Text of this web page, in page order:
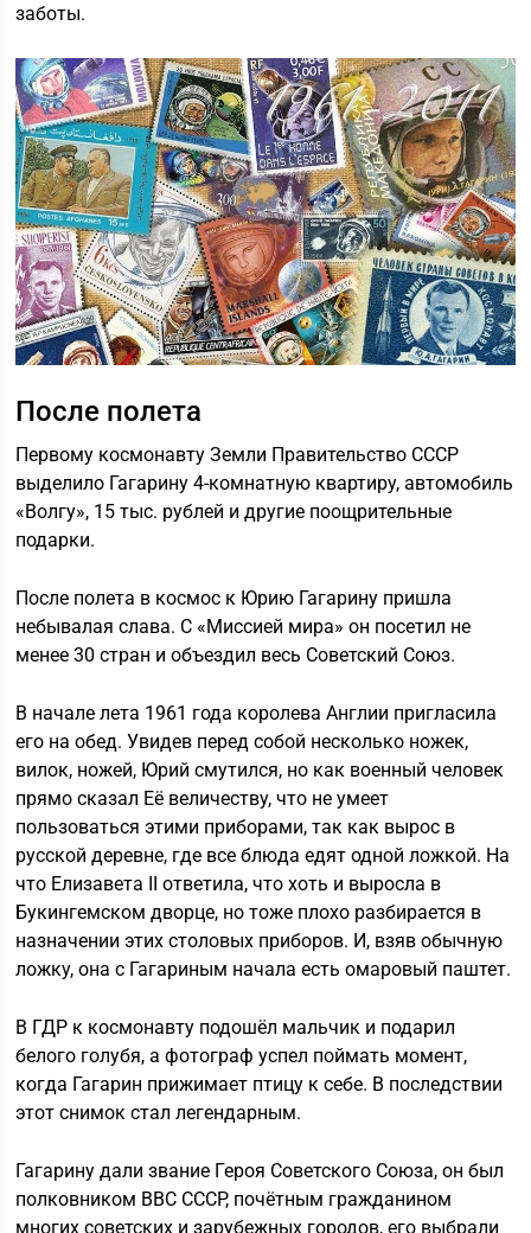
заботы.
После полета
Первому космонавту Земли Правительство СССР
выделило Гагарину 4-комнатную квартиру, автомобиль
«Волгу», 15 тыс. рублей и другие поощрительные
подарки.
После полета в космос к Юрию Гагарину пришла
небывалая слава. С «Миссией мира» он посетил не
менее 30 стран и объездил весь Советский Союз.
В начале лета 1961 года королева Англии пригласила
его на обед. Увидев перед собой несколько ножек,
вилок, ножей, Юрий смутился, но как военный человек
прямо сказал Её величеству, что не умеет
пользоваться этими приборами, так как вырос в
русской деревне, где все блюда едят одной ложкой. На
что Елизавета II ответила, что хоть и выросла в
Букингемском дворце, но тоже плохо разбирается в
назначении этих столовых приборов. И, взяв обычную
ложку, она с Гагариным начала есть омаровый паштет.
В ГДР к космонавту подошёл мальчик и подарил
белого голубя, а фотограф успел поймать момент,
когда Гагарин прижимает птицу к себе. В последствии
этот снимок стал легендарным.
Гагарину дали звание Героя Советского Союза, он был
полковником ВВС СССР, почётным гражданином
многих советских и зарубежных городов, его выбрали